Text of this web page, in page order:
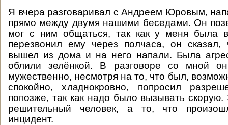
Я вчера разговаривал с Андреем Юровым,
прямо между двумя нашими беседами. Он
мог с ним общаться, так как у меня была
перезвонил ему через полчаса, он
вышел из дома и на него напали. Была
облили зелёнкой. В разговоре со мной
мужественно, несмотря на то, что был,
спокойно, хладнокровно, попросил
попозже, так как надо было вызывать
решительный человек, а то, что
инцидент.